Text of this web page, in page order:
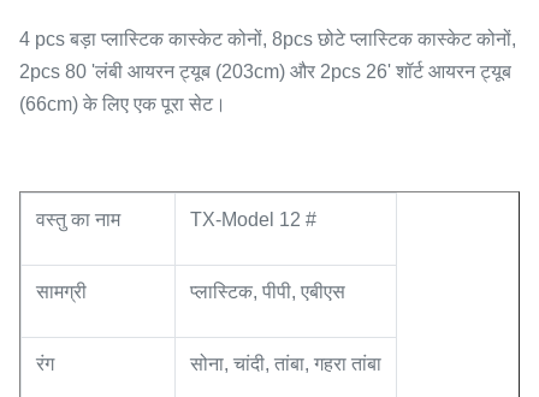
4 pcs बड़ा प्लास्टिक कास्केट कोनों, 8pcs छोटे प्लास्टिक कास्केट कोनों,
2pcs 80 'लंबी आयरन ट्यूब (203cm) और 2pcs 26' शॉर्ट आयरन ट्यूब
(66cm) के लिए एक पूरा सेट।
वस्तु का नाम TX-Model 12 #
सामग्री प्लास्टिक, पीपी, एबीएस
रंग सोना, चांदी, तांबा, गहरा तांबा